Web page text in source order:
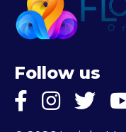
Follow us